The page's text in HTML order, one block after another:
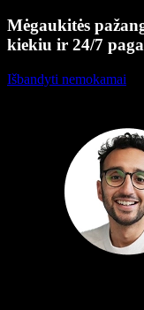
Mėgaukitės
kiekiu ir 24/7
Išbandyti nemokamai